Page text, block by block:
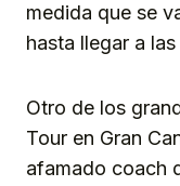
medida que se
hasta llegar a
Otro de los
Tour en Gran
afamado coach